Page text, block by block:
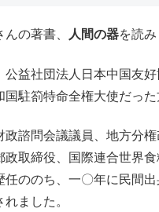
んの著書、 人間の器を読み
公益社団法人日本中国友好
国駐箚特命全権大使だった
政諮問会議議員、地方分
政取締役、国際連合世界
任ののち、一〇年に民間
ました。